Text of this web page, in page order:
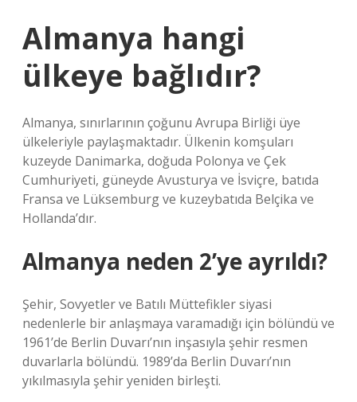
Almanya hangi
ülkeye bağlıdır?
Almanya, sınırlarının çoğunu Avrupa Birliği üye
ülkeleriyle paylaşmaktadır. Ülkenin komşuları
kuzeyde Danimarka, doğuda Polonya ve Çek
Cumhuriyeti, güneyde Avusturya ve İsviçre, batıda
Fransa ve Lüksemburg ve kuzeybatıda Belçika ve
Hollanda’dır.
Almanya neden 2’ye ayrıldı?
Şehir, Sovyetler ve Batılı Müttefikler siyasi
nedenlerle bir anlaşmaya varamadığı için bölündü ve
1961’de Berlin Duvarı’nın inşasıyla şehir resmen
duvarlarla bölündü. 1989’da Berlin Duvarı’nın
yıkılmasıyla şehir yeniden birleşti.